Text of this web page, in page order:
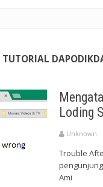
TUTORIAL
Loding
Unknown
Trouble
Ami